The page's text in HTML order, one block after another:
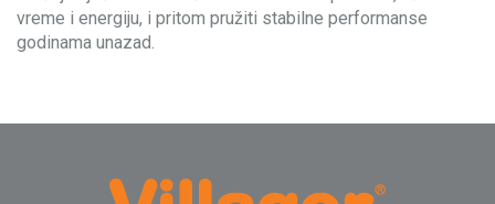
vreme i energiju, i pritom pružiti stabilne performanse
godinama unazad.